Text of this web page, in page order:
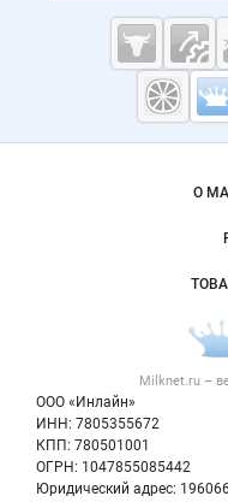
Cсылки на
Важные
Milknet.ru –
ООО «Инлайн»
ИНН: 7805355672
КПП: 780501001
ОГРН: 1047855085442
Юридический адрес:
Навигация по О
Политика